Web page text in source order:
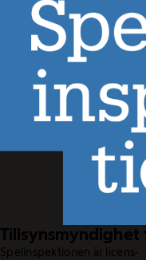
Tillsynsmyndighet
Spelinspektionen är